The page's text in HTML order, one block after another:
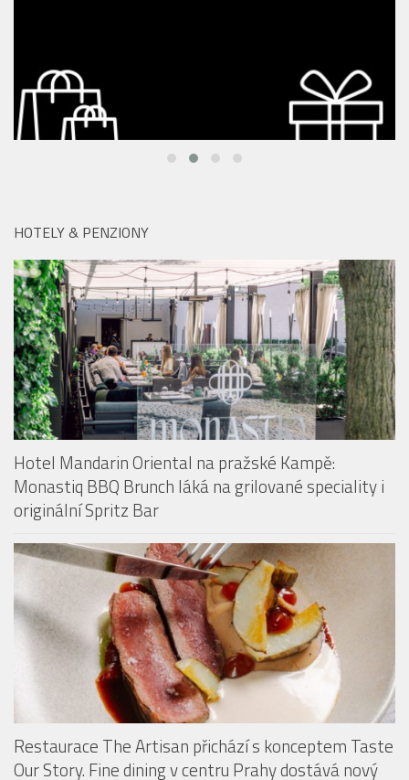
HOTELY & PENZIONY
Hotel Mandarin Oriental na pražské Kampě:
Monastiq BBQ Brunch láká na grilované speciality i
originální Spritz Bar